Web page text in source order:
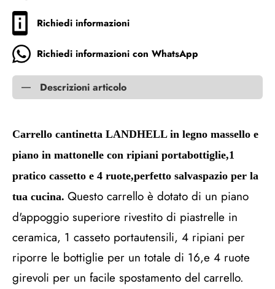
Richiedi informazioni
Richiedi informazioni con WhatsApp
Descrizioni articolo
Carrello cantinetta LANDHELL in legno massello e
piano in mattonelle con ripiani portabottiglie,1
pratico cassetto e 4 ruote,perfetto salvaspazio per la
tua cucina. Questo carrello è dotato di un piano
d'appoggio superiore rivestito di piastrelle in
ceramica, 1 casseto portautensili, 4 ripiani per
riporre le bottiglie per un totale di 16,e 4 ruote
girevoli per un facile spostamento del carrello.